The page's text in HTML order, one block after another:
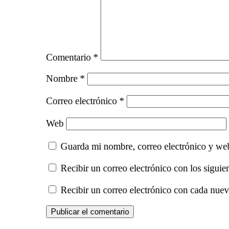
Comentario *
Nombre *
Correo electrónico *
Web
Guarda mi nombre, correo electrónico y
Recibir un correo electrónico con los
Recibir un correo electrónico con cada